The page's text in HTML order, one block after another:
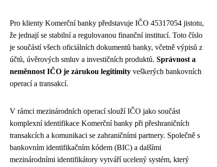
Pro klienty Komerční banky představuje IČO 45317054 jistotu,
že jednají se stabilní a regulovanou finanční institucí. Toto číslo
je součástí všech oficiálních dokumentů banky, včetně výpisů z
účtů, úvěrových smluv a investičních produktů. Správnost a
neměnnost IČO je zárukou legitimity veškerých bankovních
operací a transakcí.
V rámci mezinárodních operací slouží IČO jako součást
komplexní identifikace Komerční banky při přeshraničních
transakcích a komunikaci se zahraničními partnery. Společně s
bankovním identifikačním kódem (BIC) a dalšími
mezinárodními identifikátory vytváří ucelený systém, který